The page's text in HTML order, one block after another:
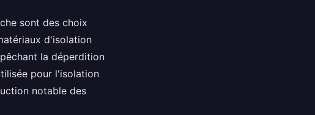
sont des choix
d'isolation
la déperdition
pour l'isolation
notable des